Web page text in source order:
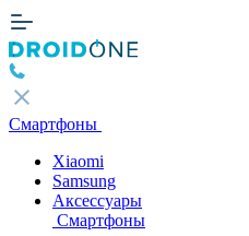
Смартфоны
Xiaomi
Samsung
Аксессуары
Смартфоны